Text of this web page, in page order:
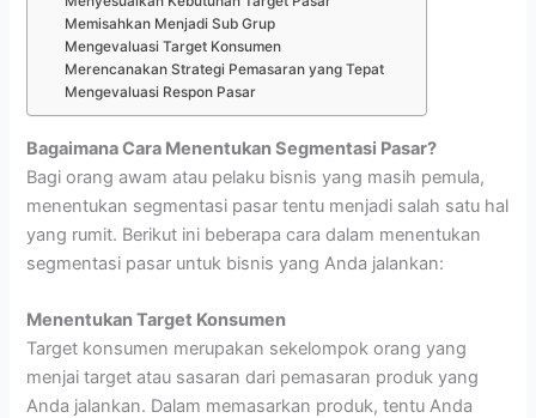
Memisahkan Menjadi Sub Grup
Mengevaluasi Target Konsumen
Merencanakan Strategi Pemasaran yang Tepat
Mengevaluasi Respon Pasar
Bagaimana Cara Menentukan Segmentasi Pasar?
Bagi orang awam atau pelaku bisnis yang masih pemula,
menentukan segmentasi pasar tentu menjadi salah satu hal
yang rumit. Berikut ini beberapa cara dalam menentukan
segmentasi pasar untuk bisnis yang Anda jalankan:
Menentukan Target Konsumen
Target konsumen merupakan sekelompok orang yang
menjai target atau sasaran dari pemasaran produk yang
Anda jalankan. Dalam memasarkan produk, tentu Anda